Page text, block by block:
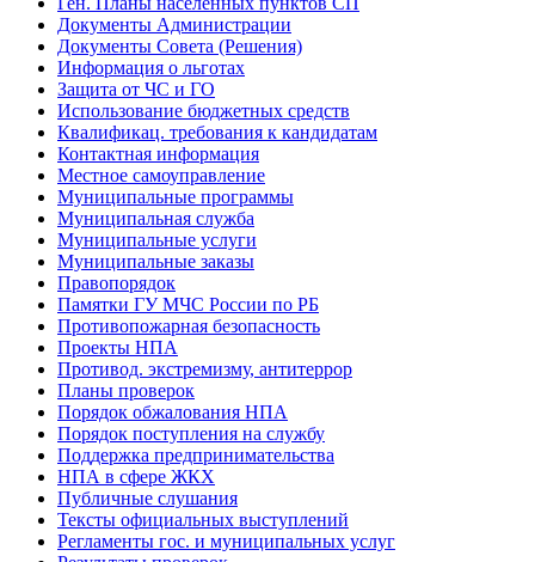
Документы Администрации
Документы Совета (Решения)
Информация о льготах
Защита от ЧС и ГО
Использование бюджетных средств
Квалификац. требования к кандидатам
Контактная информация
Местное самоуправление
Муниципальные программы
Муниципальная служба
Муниципальные услуги
Муниципальные заказы
Правопорядок
Памятки ГУ МЧС России по РБ
Противопожарная безопасность
Проекты НПА
Противод. экстремизму, антитеррор
Планы проверок
Порядок обжалования НПА
Порядок поступления на службу
Поддержка предпринимательства
НПА в сфере ЖКХ
Публичные слушания
Тексты официальных выступлений
Регламенты гос. и муниципальных услуг